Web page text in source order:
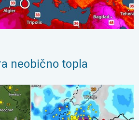
neobično topla
Olujni i orkanski vjetar. . . srijeda, 22.